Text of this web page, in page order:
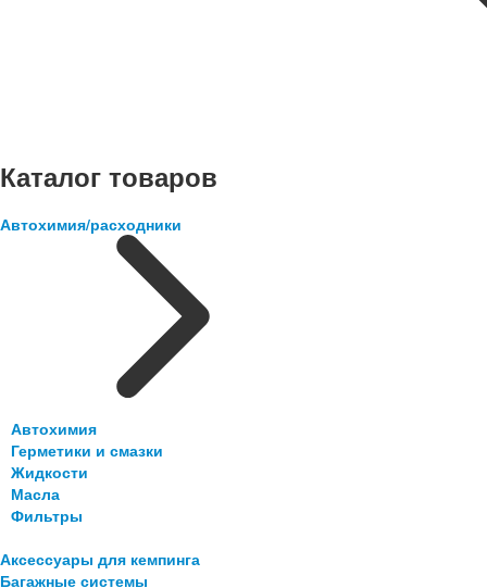
Каталог товаров
Автохимия/расходники
Автохимия
Герметики и смазки
Жидкости
Масла
Фильтры
Аксессуары для кемпинга
Багажные системы